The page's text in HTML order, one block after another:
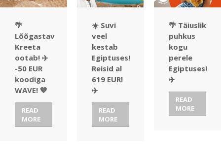
🌴
Lõõgastav
Kreeta
ootab! ✈️
-50 EUR
koodiga
WAVE! 💙
READ
MORE
☀️ Suvi
veel
kestab
Egiptuses!
Reisid al
619 EUR!
✈️
READ
MORE
🌴 Täiuslik
puhkus
kogu
perele
Egiptuses!
✈️
READ
MORE